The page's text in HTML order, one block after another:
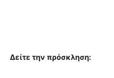
Δείτε την πρόσκληση: